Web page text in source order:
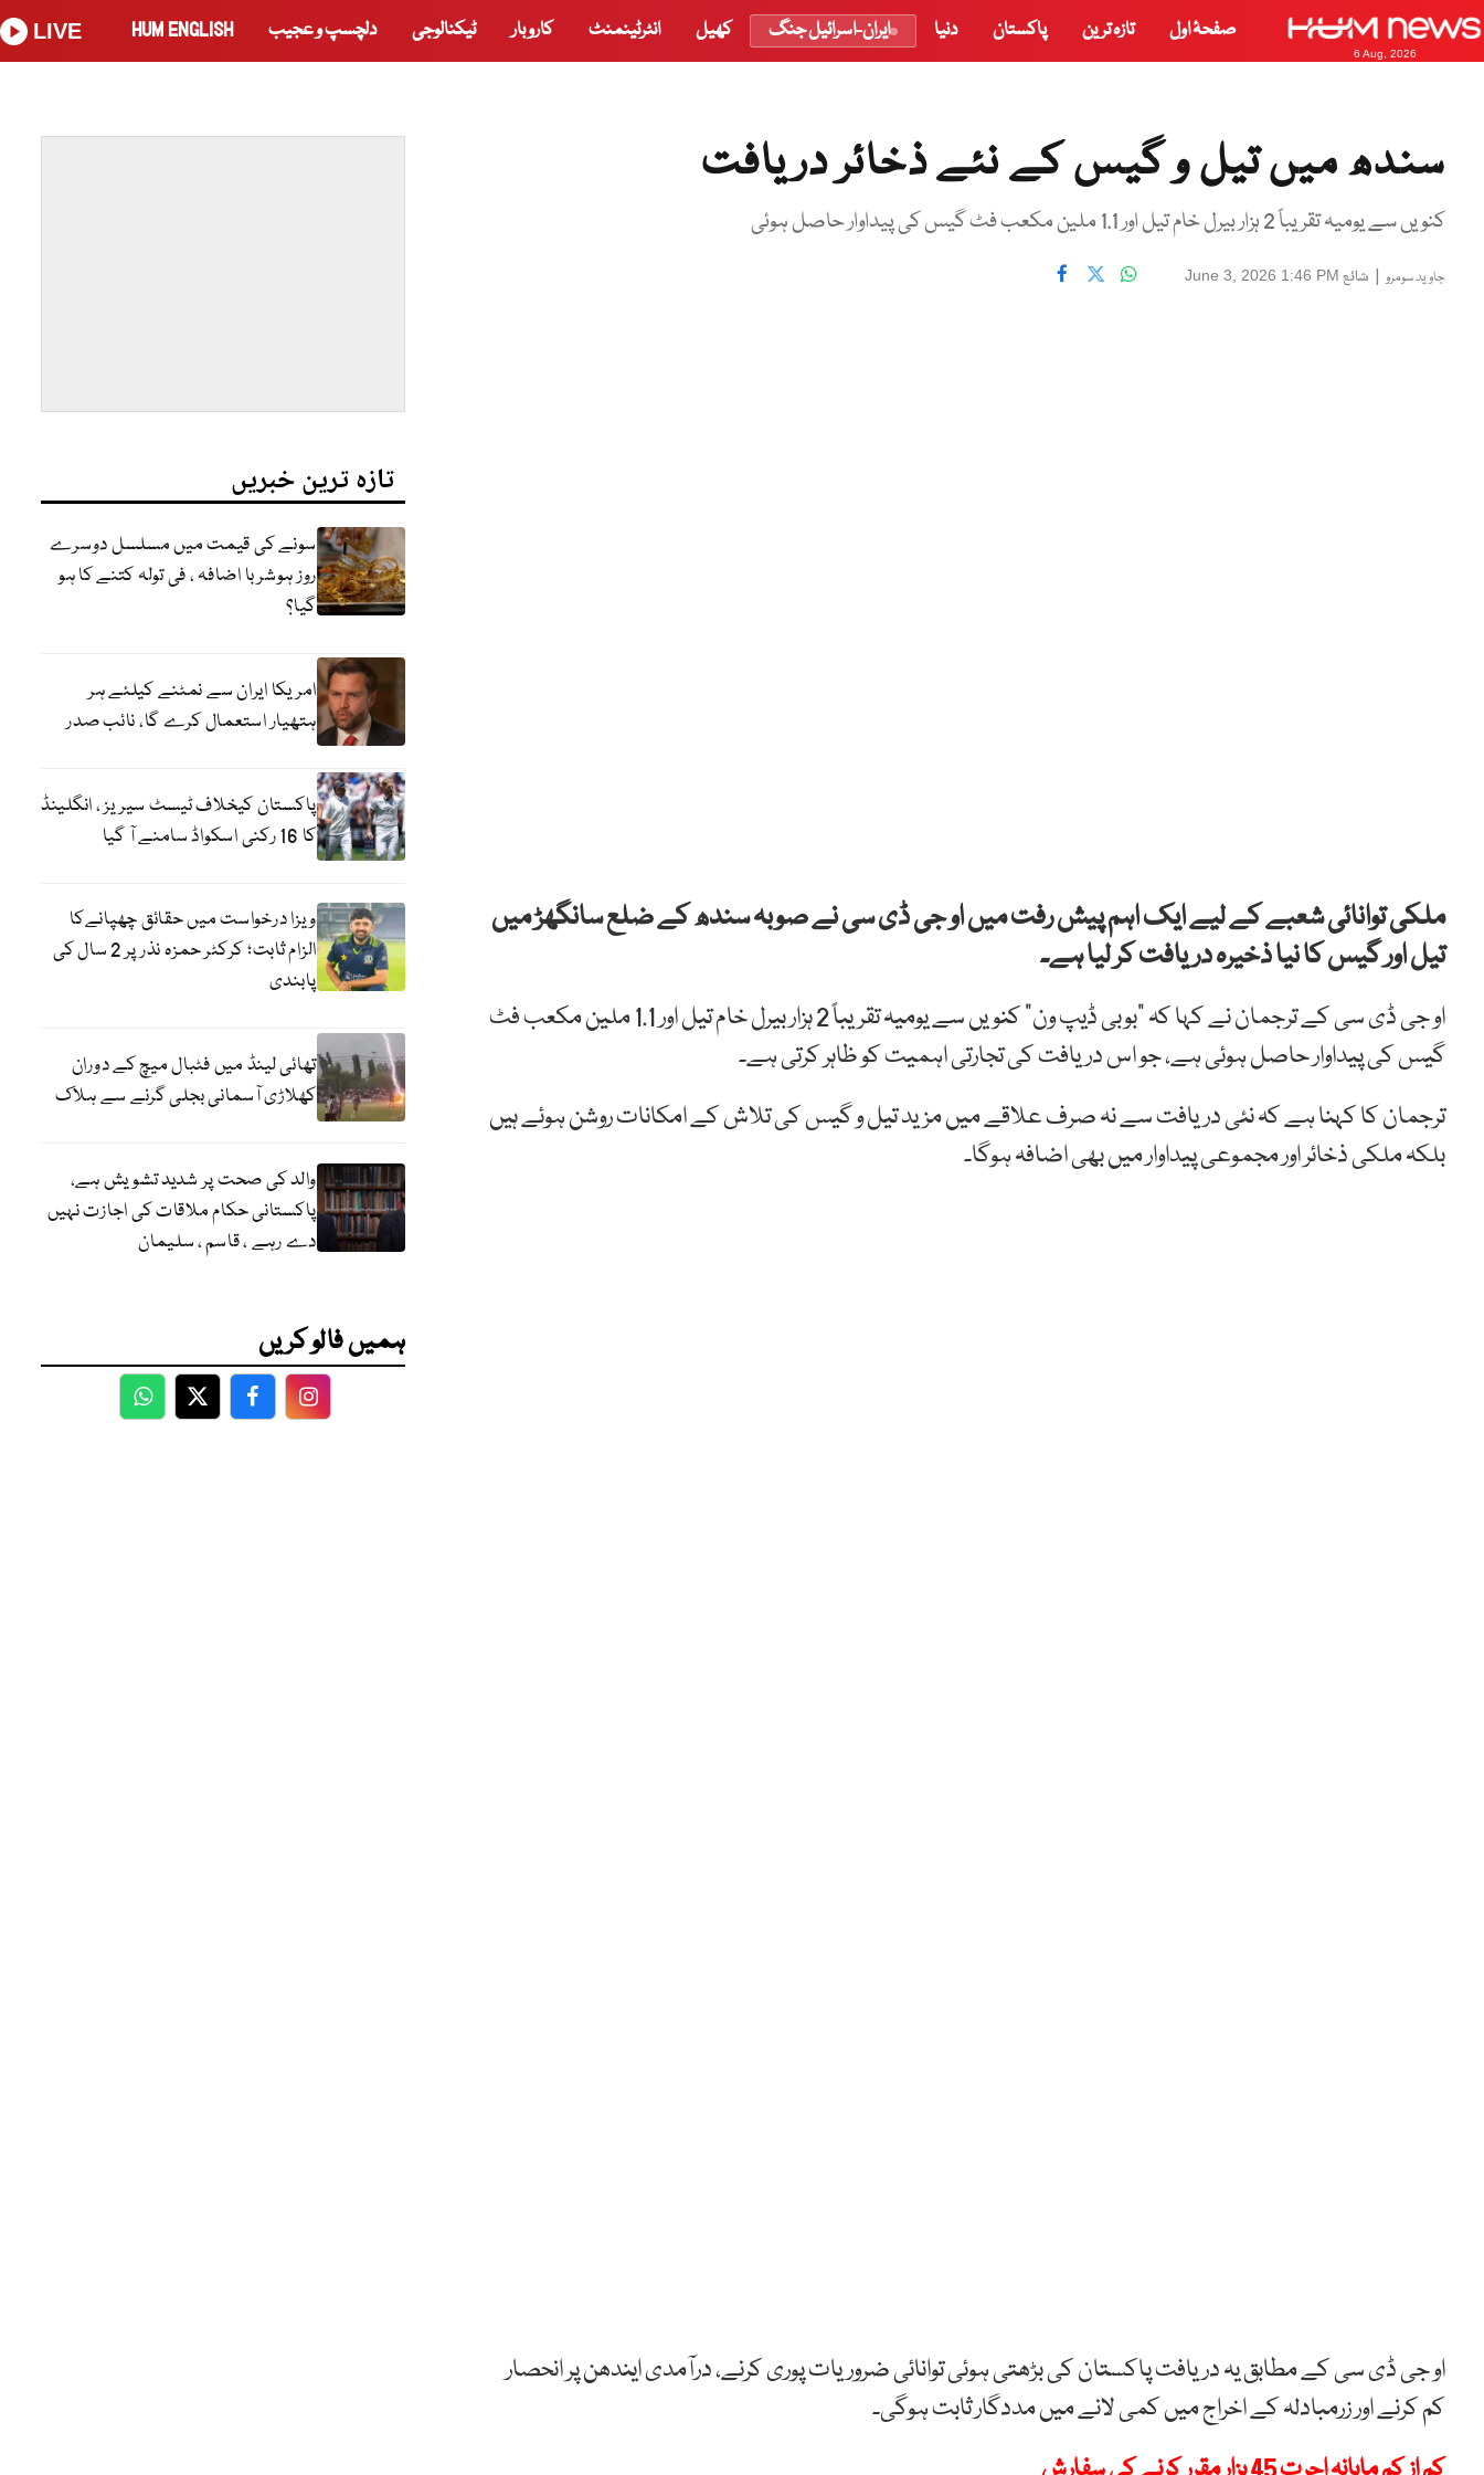
6 Aug, 2026
صفحۂ اول تازہ ترین پاکستان دنیا ایران-اسرائیل جنگ کھیل انٹرٹینمنٹ کاروبار ٹیکنالوجی دلچسپ و عجیب HUM ENGLISH
LIVE
سندھ میں تیل و گیس کے نئے ذخائر دریافت
کنویں سے یومیہ تقریباً 2 ہزار بیرل خام تیل اور 1.1 ملین مکعب فٹ گیس کی پیداوار حاصل ہوئی
جاوید سومرو| شائع June 3, 2026 1:46 PM
ملکی توانائی شعبے کے لیے ایک اہم پیش رفت میں او جی ڈی سی نے صوبہ سندھ کے ضلع سانگھڑ میں
تیل اور گیس کا نیا ذخیرہ دریافت کر لیا ہے۔
او جی ڈی سی کے ترجمان نے کہا کہ “بوبی ڈیپ ون” کنویں سے یومیہ تقریباً 2 ہزار بیرل خام تیل اور 1.1 ملین مکعب فٹ
گیس کی پیداوار حاصل ہوئی ہے، جو اس دریافت کی تجارتی اہمیت کو ظاہر کرتی ہے۔
ترجمان کا کہنا ہے کہ نئی دریافت سے نہ صرف علاقے میں مزید تیل و گیس کی تلاش کے امکانات روشن ہوئے ہیں
بلکہ ملکی ذخائر اور مجموعی پیداوار میں بھی اضافہ ہوگا۔
او جی ڈی سی کے مطابق یہ دریافت پاکستان کی بڑھتی ہوئی توانائی ضروریات پوری کرنے، درآمدی ایندھن پر انحصار
کم کرنے اور زرمبادلہ کے اخراج میں کمی لانے میں مددگار ثابت ہوگی۔
تازہ ترین خبریں
سونے کی قیمت میں مسلسل دوسرے
روز ہوشربا اضافہ ، فی تولہ کتنے کا ہو
گیا؟
امریکا ایران سے نمٹنے کیلئے ہر
ہتھیار استعمال کرے گا، نائب صدر
پاکستان کیخلاف ٹیسٹ سیریز ، انگلینڈ
کا 16 رکنی اسکواڈ سامنے آ گیا
ویزا درخواست میں حقائق چھپانےکا
الزام ثابت؛ کرکٹر حمزہ نذر پر 2 سال کی
پابندی
تھائی لینڈ میں فٹبال میچ کے دوران
کھلاڑی آسمانی بجلی گرنے سے ہلاک
والد کی صحت پر شدید تشویش ہے،
پاکستانی حکام ملاقات کی اجازت نہیں
دے رہے ، قاسم ، سلیمان
ہمیں فالو کریں
WhatsApp
TwitterFacebookFacebook